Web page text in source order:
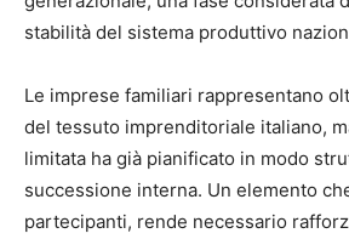
stabilità del sistema produttivo
Le imprese familiari rappresentano
del tessuto imprenditoriale italiano,
limitata ha già pianificato in modo
successione interna. Un elemento
partecipanti, rende necessario